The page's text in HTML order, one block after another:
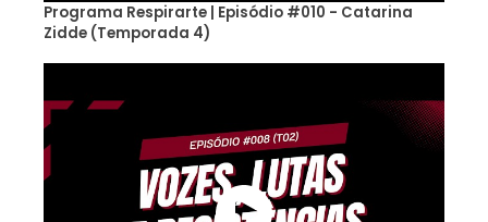
Programa Respirarte | Episódio #010 - Catarina
Zidde (Temporada 4)